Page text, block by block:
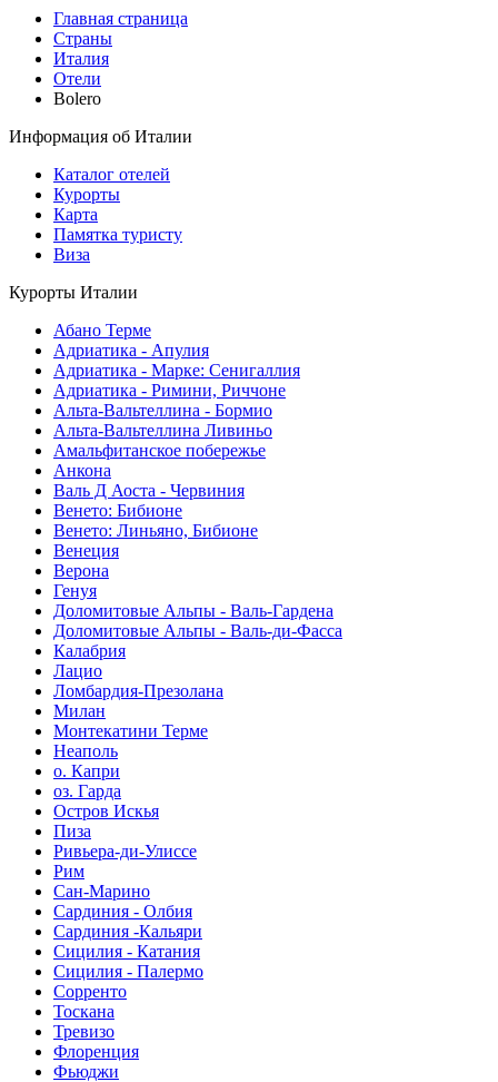
Главная страница
Cтраны
Италия
Отели
Bolero
Информация об Италии
Каталог отелей
Курорты
Карта
Памятка туристу
Виза
Курорты Италии
Абано Терме
Адриатика - Апулия
Адриатика - Марке: Сенигаллия
Адриатика - Римини, Риччоне
Альта-Вальтеллина - Бормио
Альта-Вальтеллина Ливиньо
Амальфитанское побережье
Анкона
Валь Д Аоста - Червиния
Венето: Бибионе
Венето: Линьяно, Бибионе
Венеция
Верона
Генуя
Доломитовые Альпы - Валь-Гардена
Доломитовые Альпы - Валь-ди-Фасса
Калабрия
Лацио
Ломбардия-Презолана
Милан
Монтекатини Терме
Неаполь
о. Капри
оз. Гарда
Остров Искья
Пиза
Ривьера-ди-Улиссе
Рим
Сан-Марино
Сардиния - Олбия
Сардиния -Кальяри
Сицилия - Катания
Сицилия - Палермо
Сорренто
Тоскана
Тревизо
Флоренция
Фьюджи